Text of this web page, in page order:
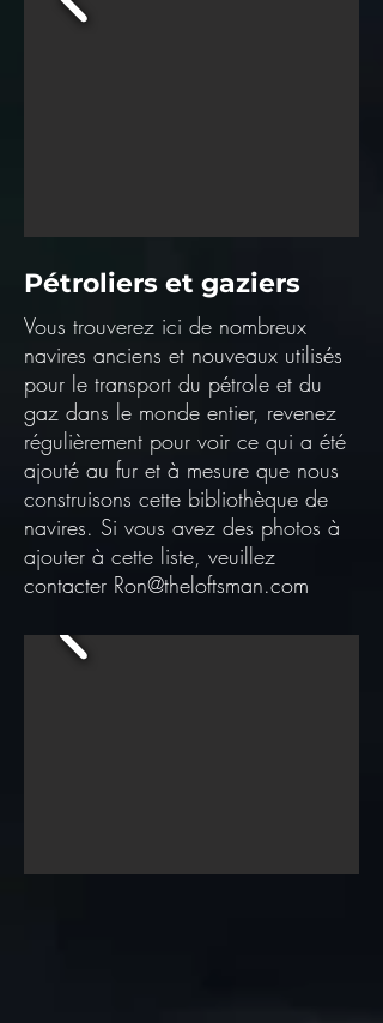
Pétroliers et gaziers
Vous trouverez ici de nombreux
navires anciens et nouveaux utilisés
pour le transport du pétrole et du
gaz dans le monde entier, revenez
régulièrement pour voir ce qui a été
ajouté au fur et à mesure que nous
construisons cette bibliothèque de
navires. Si vous avez des photos à
ajouter à cette liste, veuillez
contacter Ron@theloftsman.com